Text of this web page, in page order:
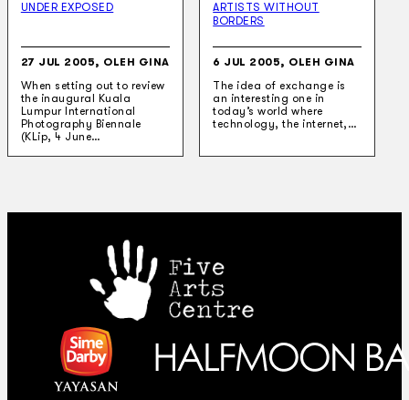
UNDER EXPOSED
27 JUL 2005, OLEH GINA
When setting out to review
the inaugural Kuala
Lumpur International
Photography Biennale
(KLip, 4 June…
ARTISTS WITHOUT
BORDERS
6 JUL 2005, OLEH GINA
The idea of exchange is
an interesting one in
today’s world where
technology, the internet,…